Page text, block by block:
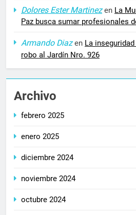
Dolores Ester Martinezen La
Paz busca sumar profesionales
Armando Diazen La
robo al Jardín Nro. 926
Archivo
febrero 2025
enero 2025
diciembre 2024
noviembre 2024
octubre 2024